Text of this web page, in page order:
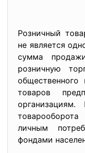
Розничный
не является
сумма
розничную
товаров
личным
фондами